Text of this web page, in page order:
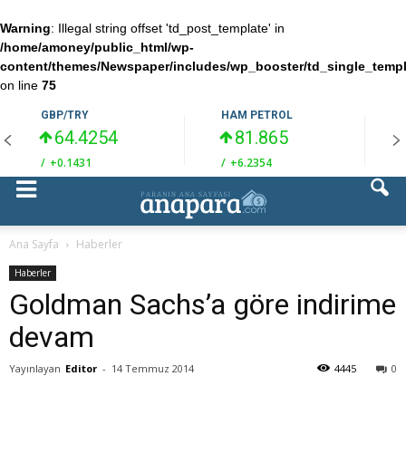
Warning: Illegal string offset 'td_post_template' in
/home/amoney/public_html/wp-
content/themes/Newspaper/includes/wp_booster/
on line 75
GBP/TRY
64.4254
/ +0.1431
HAM PETROL
81.865
/ +6.2354
Ana Sayfa Haberler
Haberler
Goldman Sachs’a göre indirime
devam
Yayınlayan Editor - 14 Temmuz 2014 0
4445